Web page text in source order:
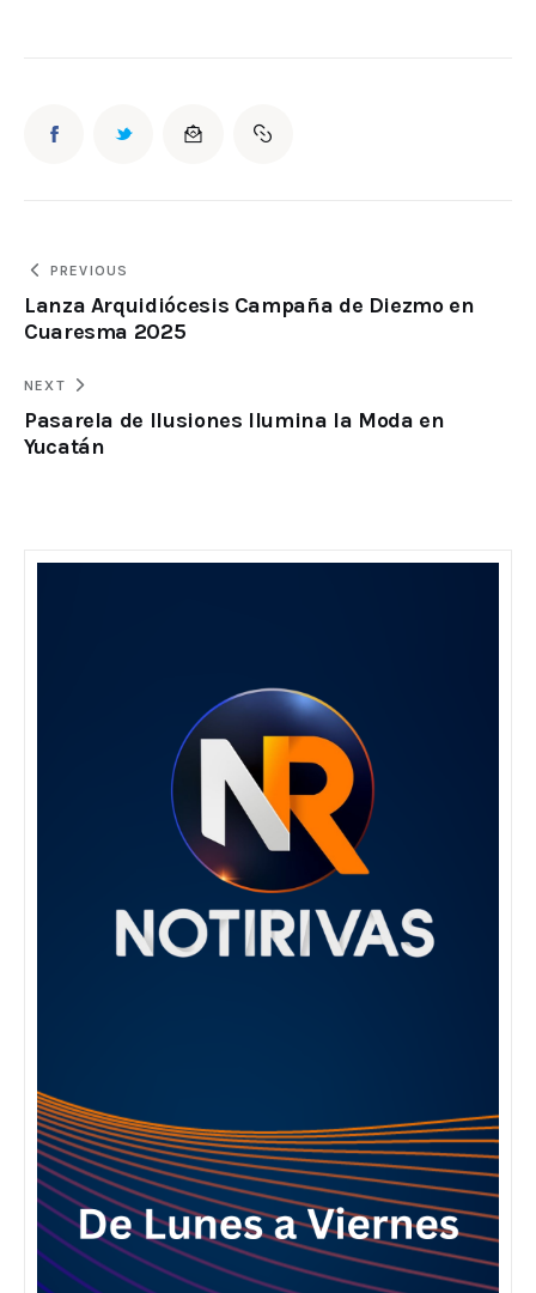
PREVIOUS
Lanza Arquidiócesis Campaña de Diezmo en
Cuaresma 2025
NEXT
Pasarela de Ilusiones Ilumina la Moda en
Yucatán